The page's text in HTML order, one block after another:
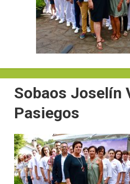
Sobaos Joselín
Pasiegos